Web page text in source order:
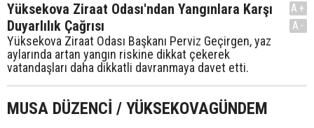
Yüksekova Ziraat Odası'ndan Yangınlara Karşı
Duyarlılık Çağrısı
Yüksekova Ziraat Odası Başkanı Perviz Geçirgen, yaz
aylarında artan yangın riskine dikkat çekerek
vatandaşları daha dikkatli davranmaya davet etti.
A+
A-
MUSA DÜZENCİ / YÜKSEKOVAGÜNDEM